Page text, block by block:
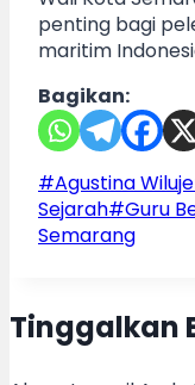
penting bagi
maritim
Bagikan:
Post
Tags:
#Agustina
Sejarah#Guru
Semarang
Tinggalkan